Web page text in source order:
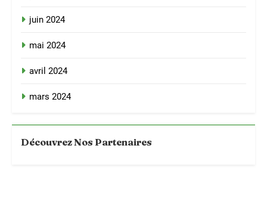
juin 2024
mai 2024
avril 2024
mars 2024
Découvrez Nos Partenaires